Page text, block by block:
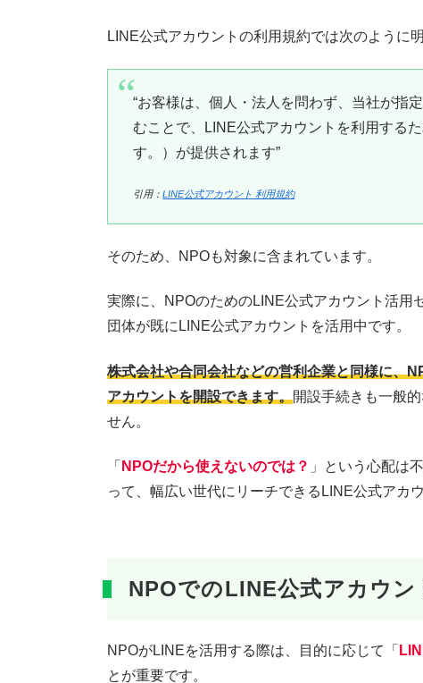
LINE公式アカウントの利用規約では次のように
“お客様は、個人・法人を問わず、当社が指
むことで、LINE公式アカウントを利用する
す。）が提供されます”
引用：LINE公式アカウント 利用規約
そのため、NPOも対象に含まれています。
実際に、NPOのためのLINE公式アカウント活用
団体が既にLINE公式アカウントを活用中です。
株式会社や合同会社などの営利企業と同様に、
アカウントを開設できます。開設手続きも一般
せん。
「 NPOだから使えないのでは？ 」という心配は
って、幅広い世代にリーチできるLINE公式アカ
NPOでのLINE公式アカウ
NPOがLINEを活用する際は、目的に応じて「
とが重要です。